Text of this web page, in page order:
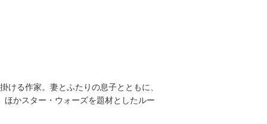
る作家。妻とふたりの息子とともに、
かスター・ウォーズを題材としたルー